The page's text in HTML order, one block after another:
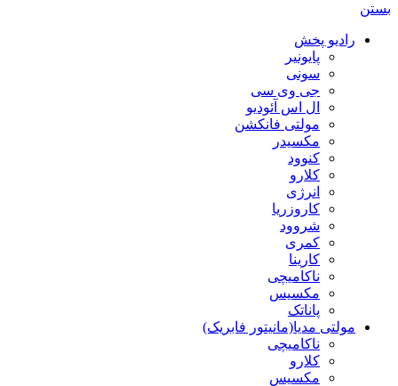
بستن
رادیو پخش
پایونیر
سونی
جی وی سی
ال اس آئودیو
مولتی فانکشن
مکسیدر
کنوود
کلارو
انرژی
کاروزریا
شروود
کمری
کارینا
ناکامیچی
مکسیس
پاناتک
مولتی مدیا(مانیتور فابریک)
ناکامیچی
کلارو
مکسیس